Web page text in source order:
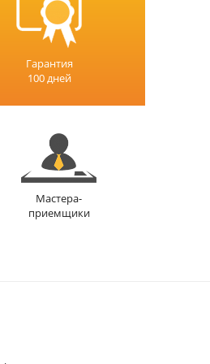
Гарантия
100 дней
Мастера-
приемщики